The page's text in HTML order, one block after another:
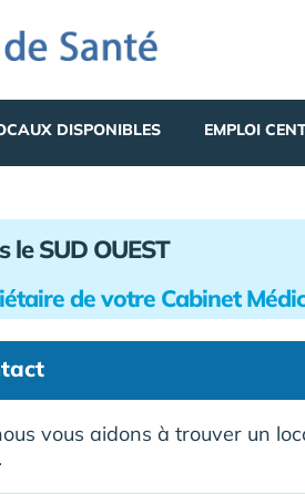
DISPONIBLES EMPLOI
le SUD OUEST
de votre Cabinet
vous aidons à trouver un